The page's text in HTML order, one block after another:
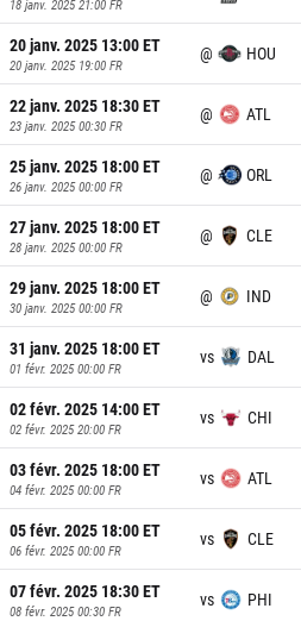
18 janv. 2025 21:00 FR
20 janv. 2025 13:00ET
20 janv. 2025 19:00 FR
@ HOU
22 janv. 2025 18:30ET
23 janv. 2025 00:30 FR
@ ATL
25 janv. 2025 18:00ET
26 janv. 2025 00:00 FR
@ ORL
27 janv. 2025 18:00ET
28 janv. 2025 00:00 FR
@ CLE
29 janv. 2025 18:00ET
30 janv. 2025 00:00 FR
@ IND
31 janv. 2025 18:00ET
01 févr. 2025 00:00 FR
vs DAL
02 févr. 2025 14:00ET
02 févr. 2025 20:00 FR
vs CHI
03 févr. 2025 18:00ET
04 févr. 2025 00:00 FR
vs ATL
05 févr. 2025 18:00ET
06 févr. 2025 00:00 FR
vs CLE
07 févr. 2025 18:30ET
08 févr. 2025 00:30 FR
vs PHI